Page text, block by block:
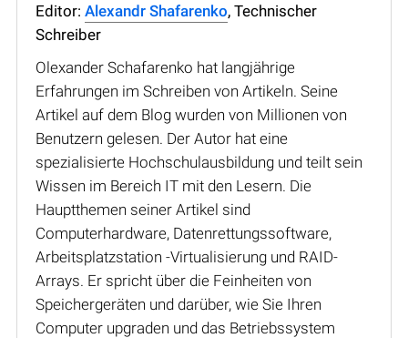
Editor: Alexandr Shafarenko, Technischer
Schreiber
Olexander Schafarenko hat langjährige
Erfahrungen im Schreiben von Artikeln. Seine
Artikel auf dem Blog wurden von Millionen von
Benutzern gelesen. Der Autor hat eine
spezialisierte Hochschulausbildung und teilt sein
Wissen im Bereich IT mit den Lesern. Die
Hauptthemen seiner Artikel sind
Computerhardware, Datenrettungssoftware,
Arbeitsplatzstation -Virtualisierung und RAID-
Arrays. Er spricht über die Feinheiten von
Speichergeräten und darüber, wie Sie Ihren
Computer upgraden und das Betriebssystem